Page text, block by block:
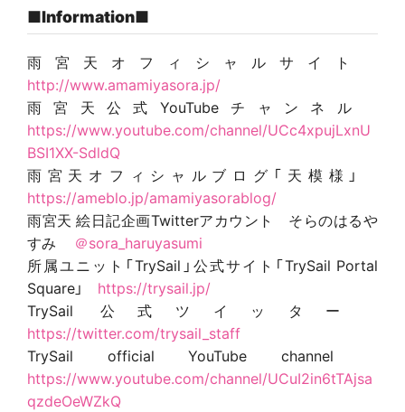
■Information■
雨宮天オフィシャルサイト
http://www.amamiyasora.jp/
雨宮天公式YouTubeチャンネル
https://www.youtube.com/channel/UCc4xpujLxnU
BSI1XX-SdldQ
雨宮天オフィシャルブログ「天模様」
https://ameblo.jp/amamiyasorablog/
雨宮天 絵日記企画Twitterアカウント そらのはるや
すみ ＠sora_haruyasumi
所属ユニット「TrySail」公式サイト「TrySail Portal
Square」 https://trysail.jp/
TrySail 公式ツイッター
https://twitter.com/trysail_staff
TrySail official YouTube channel
https://www.youtube.com/channel/UCuI2in6tTAjsa
qzdeOeWZkQ